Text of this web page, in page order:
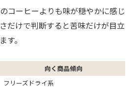
コーヒーよりも味が穏やかに感じ
だけで判断すると苦味だけが目立
す。
向く商品傾向
フリーズドライ系